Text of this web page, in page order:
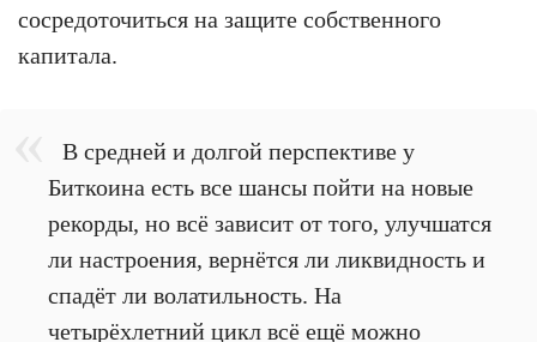
сосредоточиться на защите собственного
капитала.
В средней и долгой перспективе у
Биткоина есть все шансы пойти на новые
рекорды, но всё зависит от того, улучшатся
ли настроения, вернётся ли ликвидность и
спадёт ли волатильность. На
четырёхлетний цикл всё ещё можно